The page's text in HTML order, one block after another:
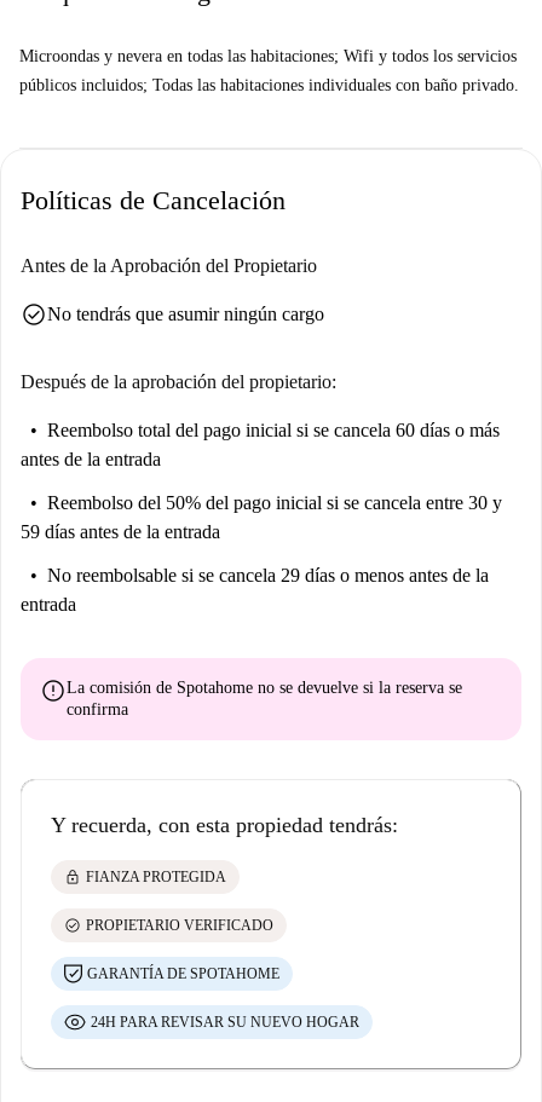
Microondas y nevera en todas las habitaciones; Wifi y todos los servicios
públicos incluidos; Todas las habitaciones individuales con baño privado.
Políticas de Cancelación
Antes de la Aprobación del Propietario
check_circleNo tendrás que asumir ningún cargo
Después de la aprobación del propietario:
Reembolso total del pago inicial si se cancela 60 días o más
antes de la entrada
Reembolso del 50% del pago inicial si se cancela entre 30 y
59 días antes de la entrada
No reembolsable si se cancela 29 días o menos antes de la
entrada
errorLa comisión de Spotahome no se devuelve si la reserva se
confirma
Y recuerda, con esta propiedad tendrás:
lock FIANZA PROTEGIDA
check_circle PROPIETARIO VERIFICADO
GARANTÍA DE SPOTAHOME
24H PARA REVISAR SU NUEVO HOGAR